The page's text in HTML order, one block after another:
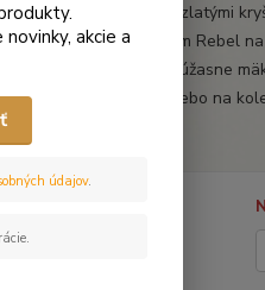
nohavice s ružovo zlatými
ružovozlatým logom Rebel
mnohých farbách, úžasne
úchopu na celej alebo na
akcie a
údajov.